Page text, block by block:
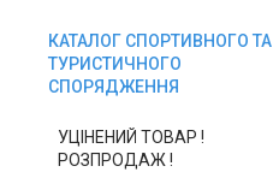
КАТАЛОГ СПОРТИВНОГО ТА
ТУРИСТИЧНОГО
СПОРЯДЖЕННЯ
УЦІНЕНИЙ ТОВАР !
РОЗПРОДАЖ !